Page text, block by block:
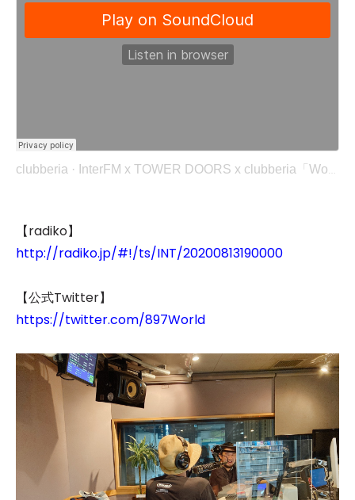
clubberia · InterFM x TOWER DOORS x clubberia「World Marketz」Vol.15 Snippets (2020/08/13)
【radiko】
http://radiko.jp/#!/ts/INT/20200813190000
【公式Twitter】
https://twitter.com/897World